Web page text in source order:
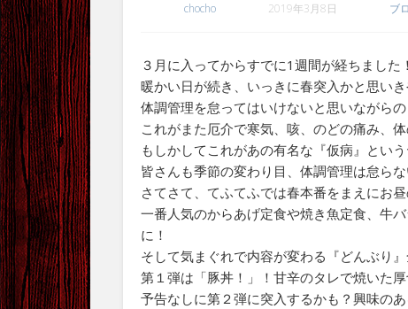
chocho 2019年3月8日 ブ
３月に入ってからすでに1週間が経ちました！
暖かい日が続き、いっきに春突入かと思い
体調管理を怠ってはいけないと思いながら
これがまた厄介で寒気、咳、のどの痛み、
もしかしてこれがあの有名な『仮病』とい
皆さんも季節の変わり目、体調管理は怠らな
さてさて、てふてふでは春本番をまえにお
一番人気のからあげ定食や焼き魚定食、牛
に！
そして気まぐれで内容が変わる『どんぶり
第１弾は「豚丼！」！甘辛のタレで焼いた
予告なしに第２弾に突入するかも？興味の